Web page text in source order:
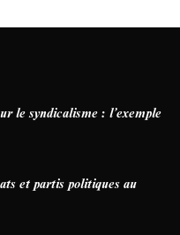
le syndicalisme : l’exemple
et partis politiques au